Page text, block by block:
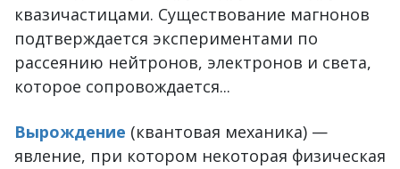
квазичастицами. Существование магнонов
подтверждается экспериментами по
рассеянию нейтронов, электронов и света,
которое сопровождается...
Вырождение (квантовая механика) —
явление, при котором некоторая физическая